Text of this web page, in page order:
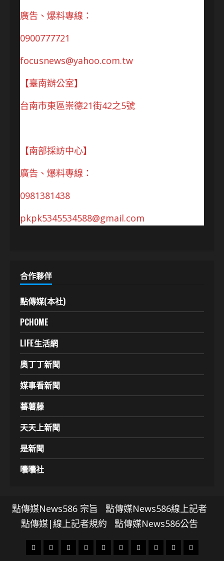
廣告、爆料專線：
0900777721
focusnews@yahoo.com.tw
【臺南辦公室】
台南市東區崇德21街42之5號
【南部採訪中心】
廣告、爆料專線：
0981381438
pkpk5345534588@gmail.com
合作夥伴
點傳媒(本社)
PCHOME
LIFE生活網
奧丁丁新聞
媒事看新聞
蕃薯藤
天天上新聞
是新聞
囔囔社
點傳媒News586 宗旨
點傳媒News586線上記者
點傳媒|線上記者規約
點傳媒News586公告
頭
財
地
文
專
娛
政
國
運
生